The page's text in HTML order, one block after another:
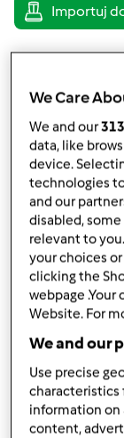
400g
350g
200g
We Care
We and our313
data, like
device.
technologies
and our
disabled,
relevant to
your choices
clicking the
webpage
Website. For
We and our
Use precise
characteristics
information on
content,